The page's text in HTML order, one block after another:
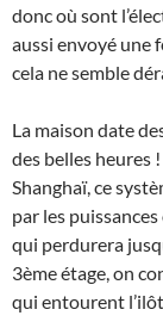
donc où sont
aussi envoyé une
cela ne semble
La maison date
des belles heures
Shanghaï, ce
par les
qui perdurera
3ème étage, on
qui entourent